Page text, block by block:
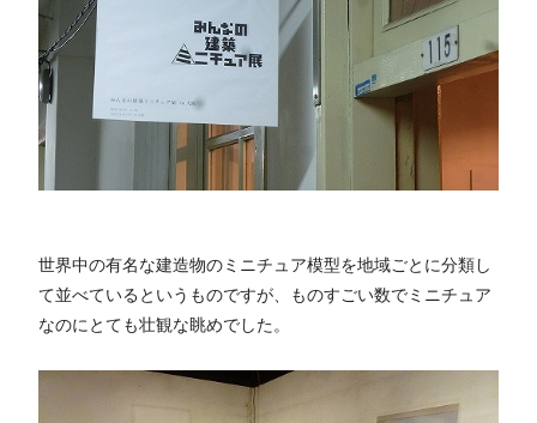
世界中の有名な建造物のミニチュア模型を地域ごとに分類し
て並べているというものですが、ものすごい数でミニチュア
なのにとても壮観な眺めでした。